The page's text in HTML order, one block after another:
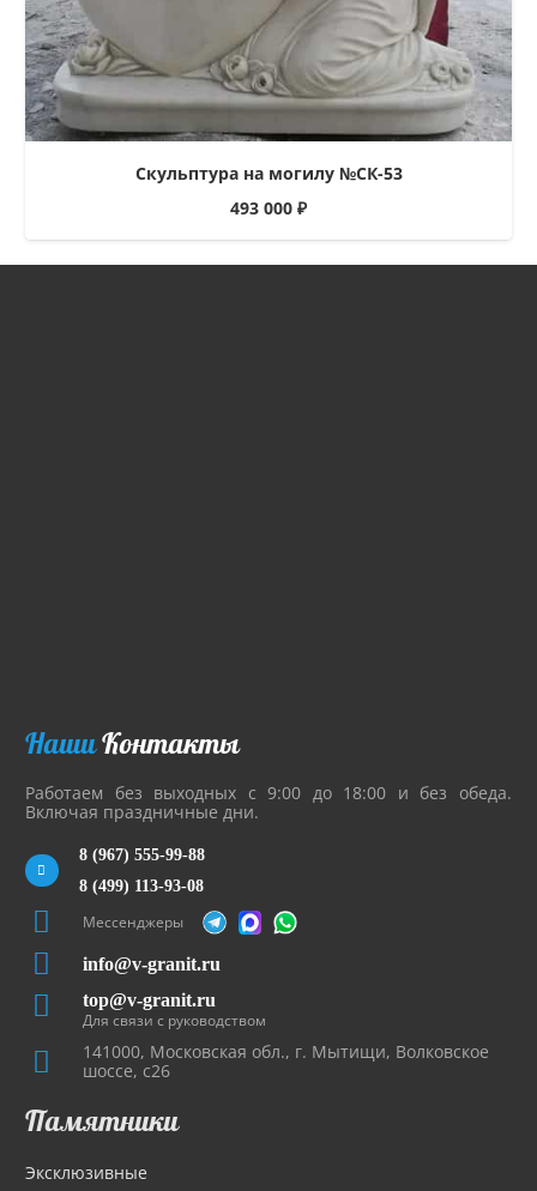
Скульптура на могилу №СК-53
493 000 ₽
НашиКонтакты
Работаем без выходных с 9:00 до 18:00 и без обеда.
Включая праздничные дни.
8 (967) 555-99-88
8 (499) 113-93-08
Мессенджеры
info@v-granit.ru
top@v-granit.ru
Для связи с руководством
141000, Московская обл., г. Мытищи, Волковское
шоссе, с26
Памятники
Эксклюзивные